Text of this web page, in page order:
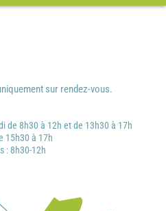
sur rendez-vous.
de 8h30 à 12h et de 13h30 à 17h
15h30 à 17h
: 8h30-12h